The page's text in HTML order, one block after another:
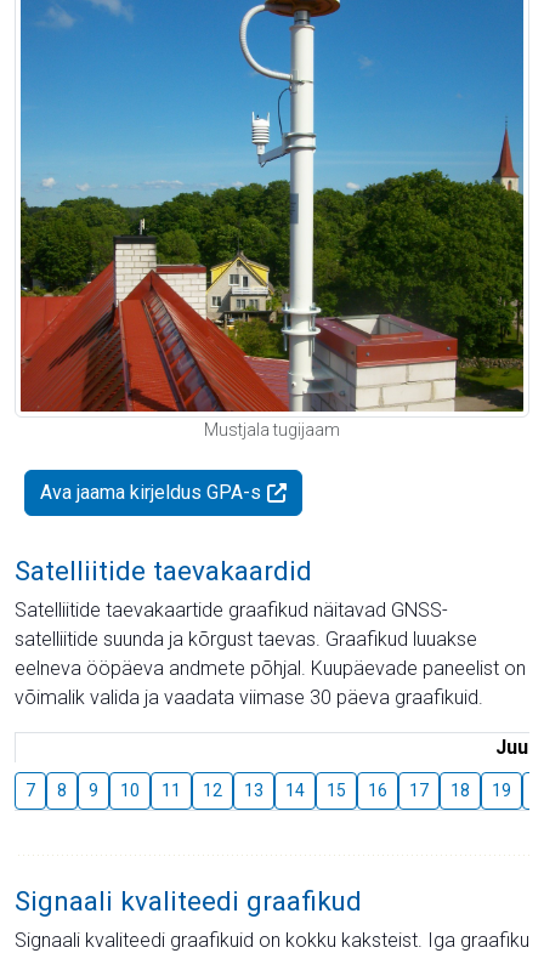
Mustjala tugijaam
Ava jaama kirjeldus GPA-s
Satelliitide taevakaardid
Satelliitide taevakaartide graafikud näitavad GNSS-
satelliitide suunda ja kõrgust taevas. Graafikud luuakse
eelneva ööpäeva andmete põhjal. Kuupäevade paneelist on
võimalik valida ja vaadata viimase 30 päeva graafikuid.
Juuli
7 8 9 10 11 12 13 14 15 16 17 18 19
Signaali kvaliteedi graafikud
Signaali kvaliteedi graafikuid on kokku kaksteist. Iga graafiku